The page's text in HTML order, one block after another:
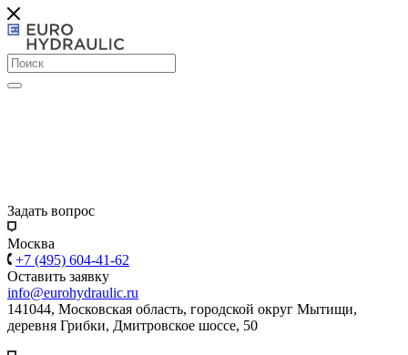
Задать вопрос
Москва
+7 (495) 604-41-62
Оставить заявку
info@eurohydraulic.ru
141044, Московская область, городской округ Мытищи,
деревня Грибки, Дмитровское шоссе, 50